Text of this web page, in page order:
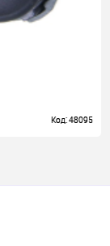
Код: 48095
Код: 48095